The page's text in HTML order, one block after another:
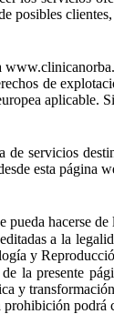
posibles
de
aplicable.
servicios
esta página
pueda hacerse
a la
y
la presente
y